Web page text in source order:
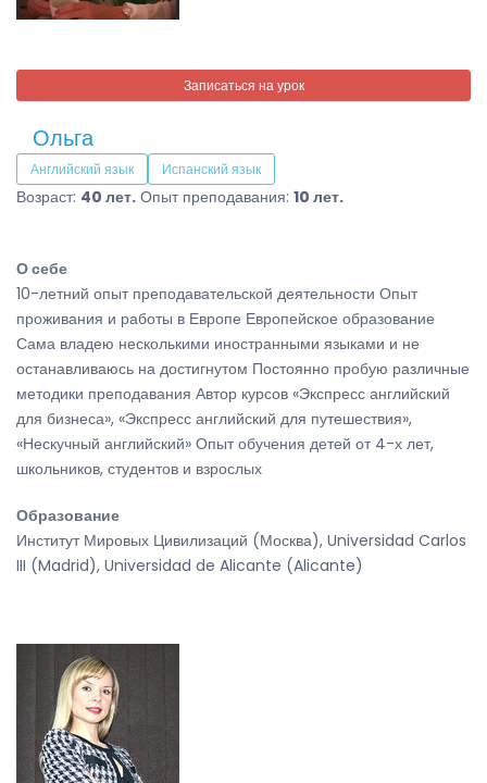
Записаться на урок
Ольга
Английский язык Испанский язык
Возраст: 40 лет. Опыт преподавания: 10 лет.
О себе
10-летний опыт преподавательской деятельности Опыт
проживания и работы в Европе Европейское образование
Сама владею несколькими иностранными языками и не
останавливаюсь на достигнутом Постоянно пробую различные
методики преподавания Автор курсов «Экспресс английский
для бизнеса», «Экспресс английский для путешествия»,
«Нескучный английский» Опыт обучения детей от 4-х лет,
школьников, студентов и взрослых
Образование
Институт Мировых Цивилизаций (Москва), Universidad Carlos
III (Madrid), Universidad de Alicante (Alicante)